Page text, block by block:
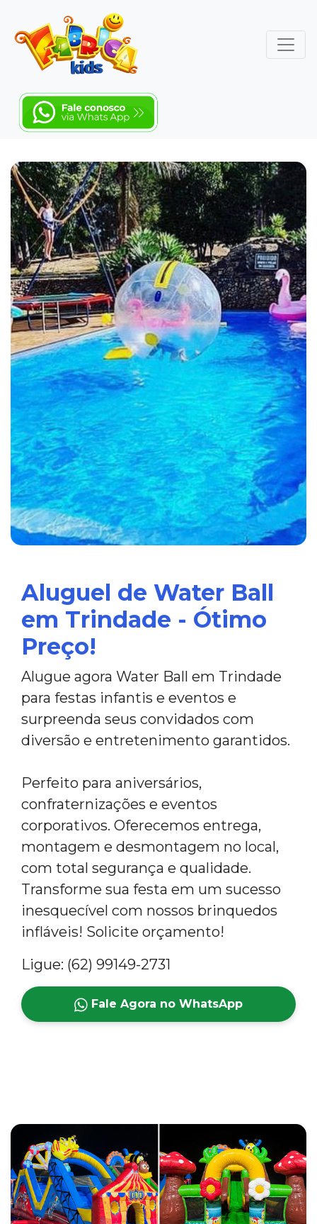
Aluguel de Water Ball
em Trindade - Ótimo
Preço!
Alugue agora Water Ball em Trindade
para festas infantis e eventos e
surpreenda seus convidados com
diversão e entretenimento garantidos.
Perfeito para aniversários,
confraternizações e eventos
corporativos. Oferecemos entrega,
montagem e desmontagem no local,
com total segurança e qualidade.
Transforme sua festa em um sucesso
inesquecível com nossos brinquedos
infláveis! Solicite orçamento!
Ligue: (62) 99149-2731
Fale Agora no WhatsApp